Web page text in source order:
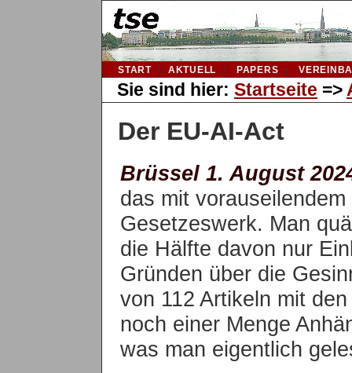
START AKTUELL PAPERS
Sie sind hier: Startseite =>
Der EU-AI-Act
Brüssel 1. August
das mit
Gesetzeswerk. Man
die Hälfte davon nur
Gründen über die
von 112 Artikeln mit
noch einer Menge
was man eigentlich